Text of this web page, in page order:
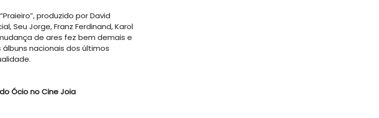
produzido por David
Seu Jorge, Franz Ferdinand, Karol
de ares fez bem demais e
nacionais dos últimos
Ócio no Cine Joia